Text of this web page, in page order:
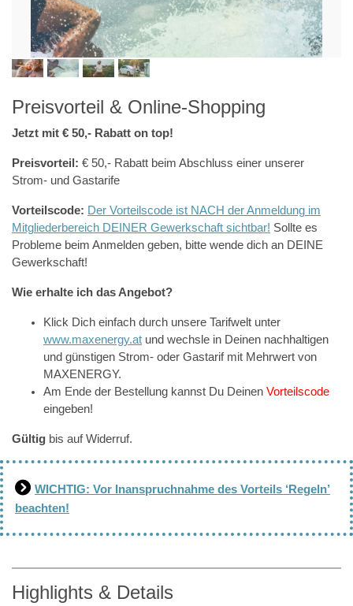
Preisvorteil & Online-Shopping
Jetzt mit € 50,- Rabatt on top!
Preisvorteil: € 50,- Rabatt beim Abschluss einer unserer
Strom- und Gastarife
Vorteilscode: Der Vorteilscode ist NACH der Anmeldung im
Mitgliederbereich DEINER Gewerkschaft sichtbar! Sollte es
Probleme beim Anmelden geben, bitte wende dich an DEINE
Gewerkschaft!
Wie erhalte ich das Angebot?
Klick Dich einfach durch unsere Tarifwelt unter
www.maxenergy.at und wechsle in Deinen nachhaltigen
und günstigen Strom- oder Gastarif mit Mehrwert von
MAXENERGY.
Am Ende der Bestellung kannst Du Deinen Vorteilscode
eingeben!
Gültig bis auf Widerruf.
WICHTIG: Vor Inanspruchnahme des Vorteils ‘Regeln’
beachten!
Highlights & Details